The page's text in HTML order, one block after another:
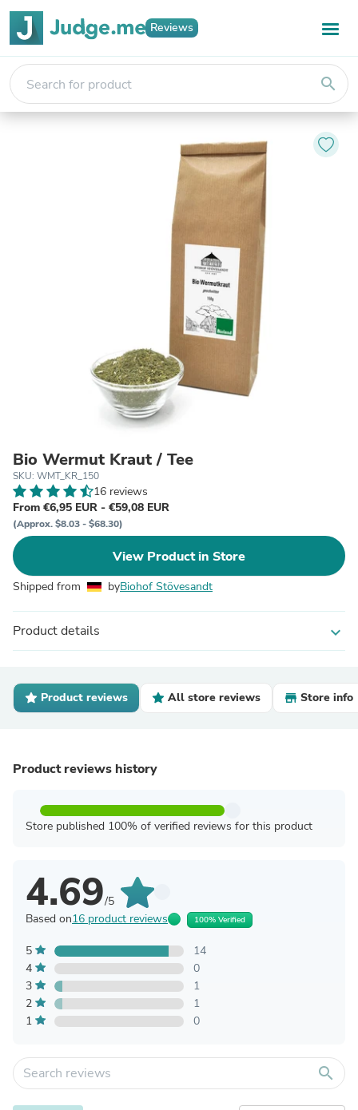
Reviews
search
Bio Wermut Kraut / Tee
SKU: WMT_KR_150
16 reviews
From €6,95 EUR - €59,08 EUR
(Approx. $8.03 - $68.30)
View Product in Store
Shipped from byBiohof Stövesandt
Product details expand_more
Product reviews All store reviews Store info
Product reviews history
Store published 100% of verified reviews for this product
4.69/5
Based on16 product reviews 100% Verified
5
14
4
0
3
1
2
1
1
0
search